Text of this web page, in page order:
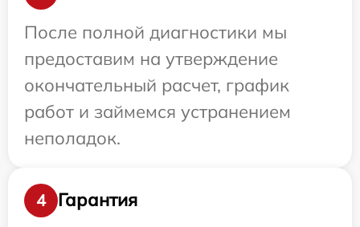
После полной диагностики мы
предоставим на утверждение
окончательный расчет, график
работ и займемся устранением
неполадок.
4
Гарантия